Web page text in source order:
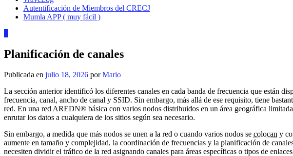
Autentificación de Miembros del CRECJ
Mumla APP ( muy fácil )
Planificación de canales
Publicada en julio 18, 2026 porMario
La sección anterior identificó los diferentes canales en cada banda de frecuencia que están
frecuencia, canal, ancho de canal y SSID. Sin embargo, más allá de ese requisito, tiene
red. En una red AREDN® básica con varios nodos distribuidos en un área geográfica
enrutar los datos a cualquiera de los sitios según sea necesario.
Sin embargo, a medida que más nodos se unen a la red o cuando varios nodos se colocan y
aumente en tamaño y complejidad, la coordinación de frecuencias y la planificación de
necesiten dividir el tráfico de la red asignando canales para áreas específicas o tipos de